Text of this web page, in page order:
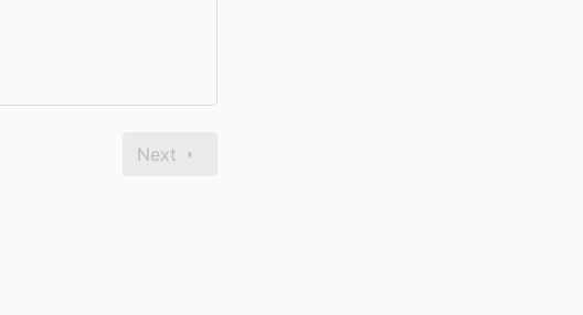
Next